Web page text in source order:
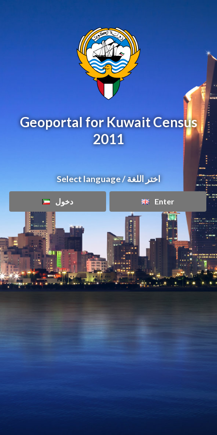
Geoportal for Kuwait Census
2011
Select language / اختر اللغة
دخول Enter